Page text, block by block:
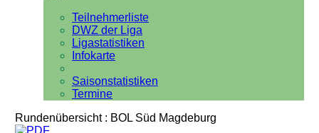
Teilnehmerliste
DWZ der Liga
Ligastatistiken
Infokarte
Saisonstatistiken
Termine
Rundenübersicht : BOL Süd Magdeburg